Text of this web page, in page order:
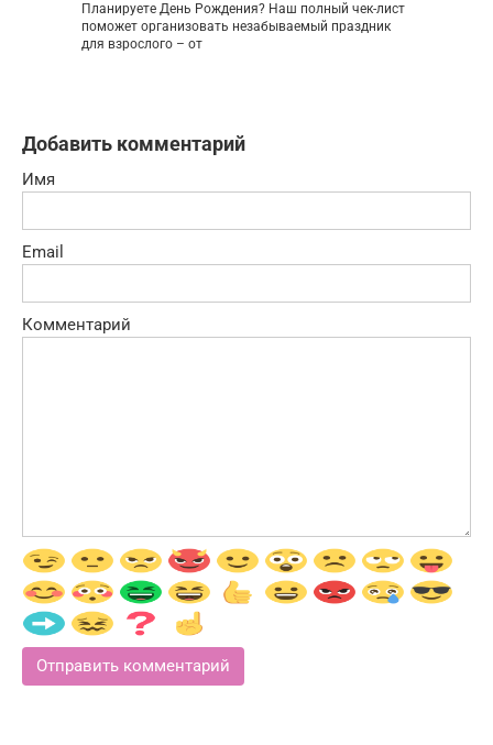
Планируете День Рождения? Наш полный чек-лист
поможет организовать незабываемый праздник
для взрослого – от
Добавить комментарий
Имя
Email
Комментарий